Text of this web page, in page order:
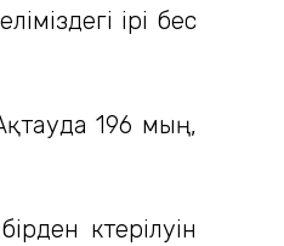
ірі бес
196 мың,
көтерілуін